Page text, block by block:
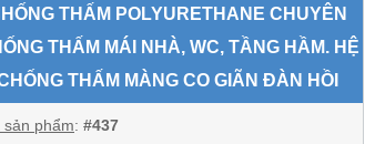
THẤM POLYURETHANE CHUYÊN
THẤM MÁI NHÀ, WC, TẦNG HẦM. HỆ
THẤM MÀNG CO GIÃN ĐÀN HỒI
sản phẩm: #437